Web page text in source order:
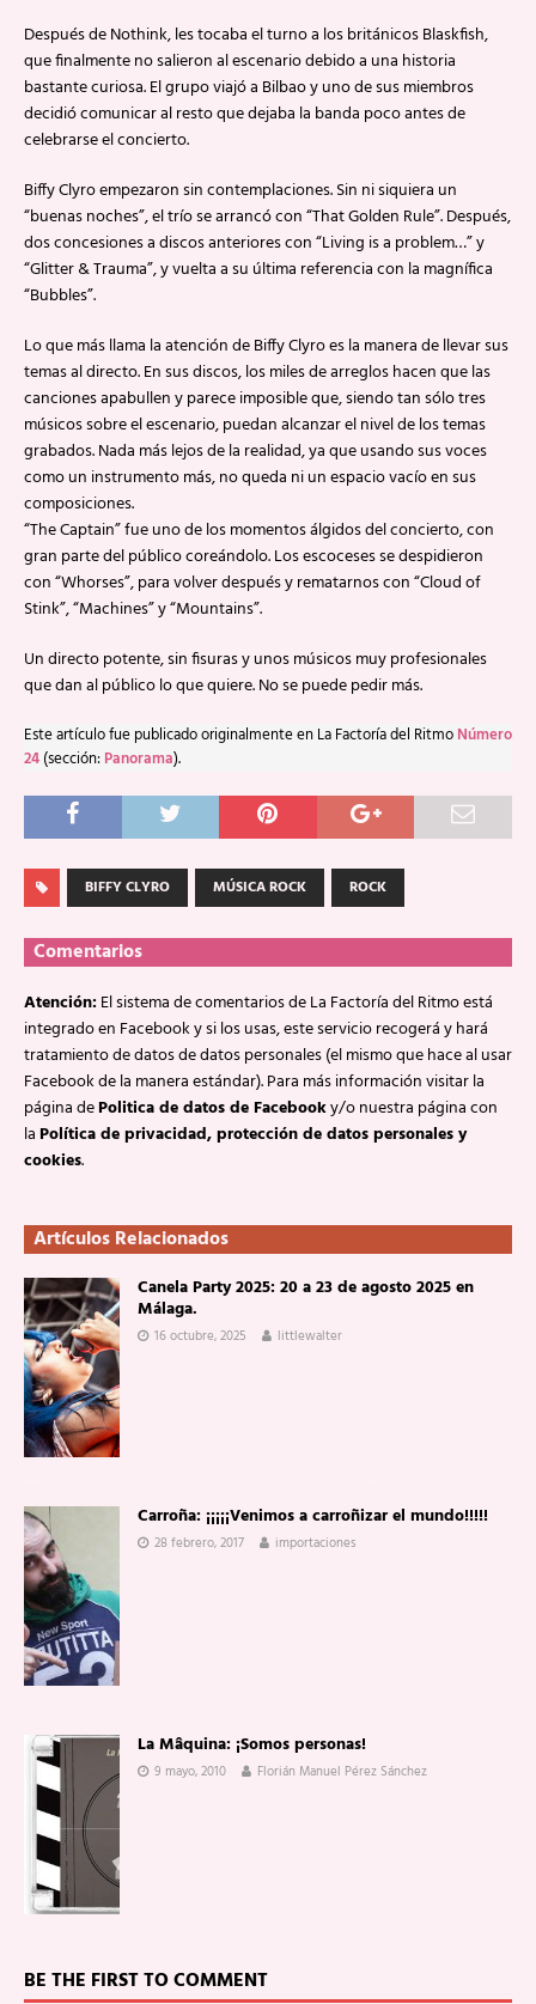
Después de Nothink, les tocaba el turno a los británicos Blaskfish,
que finalmente no salieron al escenario debido a una historia
bastante curiosa. El grupo viajó a Bilbao y uno de sus miembros
decidió comunicar al resto que dejaba la banda poco antes de
celebrarse el concierto.
Biffy Clyro empezaron sin contemplaciones. Sin ni siquiera un
“buenas noches”, el trío se arrancó con “That Golden Rule”. Después,
dos concesiones a discos anteriores con “Living is a problem…” y
“Glitter & Trauma”, y vuelta a su última referencia con la magnífica
“Bubbles”.
Lo que más llama la atención de Biffy Clyro es la manera de llevar sus
temas al directo. En sus discos, los miles de arreglos hacen que las
canciones apabullen y parece imposible que, siendo tan sólo tres
músicos sobre el escenario, puedan alcanzar el nivel de los temas
grabados. Nada más lejos de la realidad, ya que usando sus voces
como un instrumento más, no queda ni un espacio vacío en sus
composiciones.
“The Captain” fue uno de los momentos álgidos del concierto, con
gran parte del público coreándolo. Los escoceses se despidieron
con “Whorses”, para volver después y rematarnos con “Cloud of
Stink”, “Machines” y “Mountains”.
Un directo potente, sin fisuras y unos músicos muy profesionales
que dan al público lo que quiere. No se puede pedir más.
Este artículo fue publicado originalmente en La Factoría del Ritmo Número
24 (sección: Panorama).
BIFFY CLYRO MÚSICA ROCK ROCK
Comentarios
Atención:El sistema de comentarios de La Factoría del Ritmo está
integrado en Facebook y si los usas, este servicio recogerá y hará
tratamiento de datos de datos personales (el mismo que hace al usar
Facebook de la manera estándar). Para más información visitar la
página dePolitica de datos de Facebooky/o nuestra página con
laPolítica de privacidad, protección de datos personales y
cookies.
Artículos Relacionados
Canela Party 2025: 20 a 23 de agosto 2025 en
Málaga.
16 octubre, 2025 littlewalter
Carroña: ¡¡¡¡¡Venimos a carroñizar el mundo!!!!!
28 febrero, 2017 importaciones
La Mâquina: ¡Somos personas!
9 mayo, 2010 Florián Manuel Pérez Sánchez
BE THE FIRST TO COMMENT